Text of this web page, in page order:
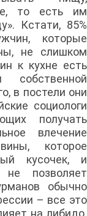
то есть им
Кстати, 85%
которые
не слишком
к кухне есть
в постели они
социологи
получать
влечение
которое
кусочек, и
не позволяет
обычно
– все это
на либидо.